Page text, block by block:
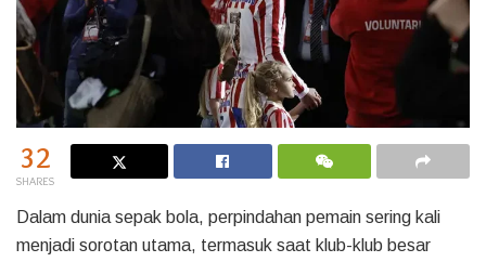
32
SHARES
Dalam dunia sepak bola, perpindahan pemain sering kali
menjadi sorotan utama, termasuk saat klub-klub besar